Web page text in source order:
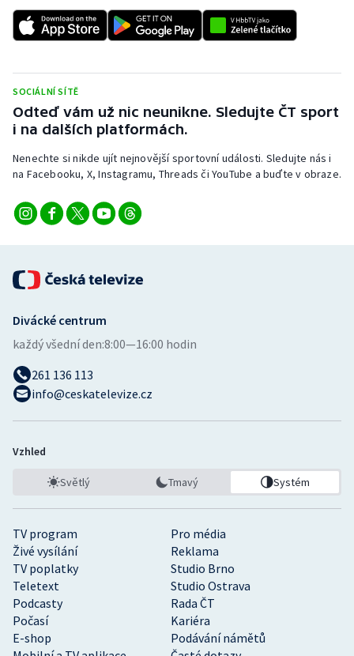
Parasport
Plážový volejbal
Ragby
Rychlobruslení
Rychlostní kanoistika
Sportovní střelba
Stolní tenis
Triatlon
Veslování
SOCIÁLNÍ SÍTĚ
Odteď vám už nic neunikne. Sledujte ČT sport
i na dalších platformách.
Nenechte si nikde ujít nejnovější sportovní události. Sledujte nás i
na Facebooku, X, Instagramu, Threads či YouTube a buďte v obraze.
TV program
Pro média
Živé vysílání
Reklama
TV poplatky
Studio Brno
Teletext
Studio Ostrava
Podcasty
Rada ČT
Počasí
Kariéra
E-shop
Podávání námětů
Divácké centrum
každý všední den:8:00—16:00 hodin
261 136 113
info@ceskatelevize.cz
Vzhled
Světlý Tmavý Systém